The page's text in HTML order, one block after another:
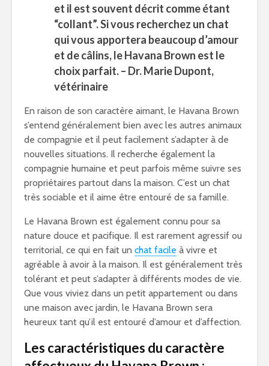
et il est souvent décrit comme étant
“collant”. Si vous recherchez un chat
qui vous apportera beaucoup d’amour
et de câlins, le Havana Brown est le
choix parfait. – Dr. Marie Dupont,
vétérinaire
En raison de son caractère aimant, le Havana Brown
s’entend généralement bien avec les autres animaux
de compagnie et il peut facilement s’adapter à de
nouvelles situations. Il recherche également la
compagnie humaine et peut parfois même suivre ses
propriétaires partout dans la maison. C’est un chat
très sociable et il aime être entouré de sa famille.
Le Havana Brown est également connu pour sa
nature douce et pacifique. Il est rarement agressif ou
territorial, ce qui en fait un chat facile à vivre et
agréable à avoir à la maison. Il est généralement très
tolérant et peut s’adapter à différents modes de vie.
Que vous viviez dans un petit appartement ou dans
une maison avec jardin, le Havana Brown sera
heureux tant qu’il est entouré d’amour et d’affection.
Les caractéristiques du caractère